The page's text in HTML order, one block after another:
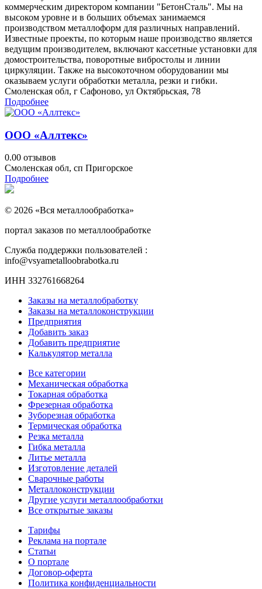
коммерческим директором компании "БетонСталь". Мы на
высоком уровне и в больших объемах занимаемся
производством металлоформ для различных направлений.
Известные проекты, по которым наше производство является
ведущим производителем, включают кассетные установки для
домостроительства, поворотные вибростолы и линии
циркуляции. Также на высокоточном оборудовании мы
оказываем услуги обработки металла, резки и гибки.
Смоленская обл, г Сафоново, ул Октябрьская, 78
Подробнее
ООО «Аллтекс»
0.00 отзывов
Смоленская обл, сп Пригорское
Подробнее
© 2026 «Вся металлообработка»
портал заказов по металлообработке
Служба поддержки пользователей :
info@vsyametalloobrabotka.ru
ИНН 332761668264
Заказы на металлобработку
Заказы на металлоконструкции
Предприятия
Добавить заказ
Добавить предприятие
Калькулятор металла
Все категории
Механическая обработка
Токарная обработка
Фрезерная обработка
Зуборезная обработка
Термическая обработка
Резка металла
Гибка металла
Литье металла
Изготовление деталей
Сварочные работы
Металлоконструкции
Другие услуги металлообработки
Все открытые заказы
Тарифы
Реклама на портале
Статьи
О портале
Договор-оферта
Политика конфиденциальности